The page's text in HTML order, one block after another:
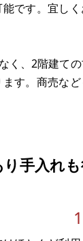
です。宜しく
く、2階建て
す。商売な
手入れも